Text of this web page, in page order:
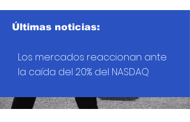
Últimas noticias:
Los mercados reaccionan ante
la caída del 20% del NASDAQ